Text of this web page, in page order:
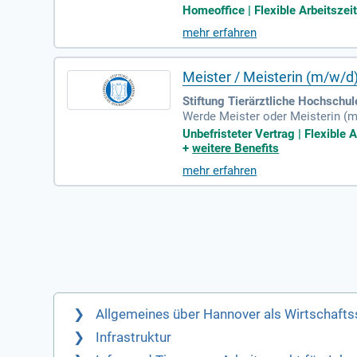
bringe deine Leidenschaft für
unserem Büro in Hannover, du
ren Ausbau.
Homeoffice | Flexible
mehr erfahren
Meister / Meisterin (m/w/
Stiftung Tierärztliche
Werde Meister oder Meisterin
befristete Vollzeitstelle (39,8
g für die Betreuung der
gendokumentation. Bewirb dich
Unbefristeter Vertrag | Flexible
+weitere Benefits
mehr erfahren
Allgemeines über Hannover als
Infrastruktur